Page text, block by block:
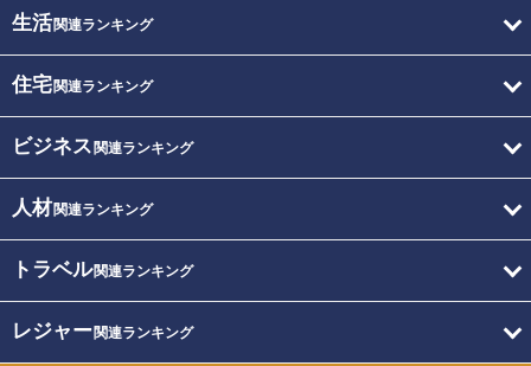
生活関連ランキング
住宅関連ランキング
ビジネス 関連ランキング
人材関連ランキング
トラベル関連ランキング
レジャー関連ランキング